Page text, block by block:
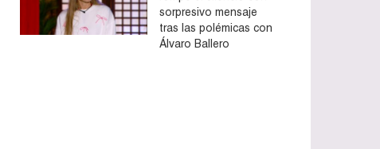
sorpresivo mensaje
tras las polémicas con
Álvaro Ballero